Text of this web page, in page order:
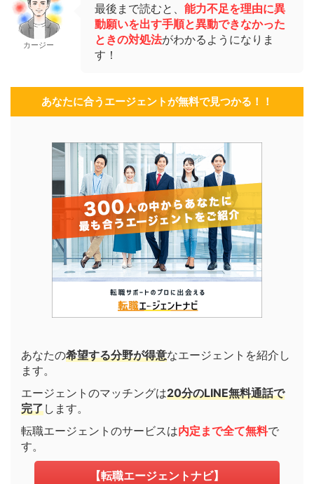
カージー
最後まで読むと、 能力不足を理由に異
動願いを出す手順と異動できなかった
ときの対処法がわかるようになりま
す！
あなたに合うエージェントが無料で見つかる！！
あなたの希望する分野が得意なエージェントを紹介し
ます。
エージェントのマッチングは20分のLINE無料通話で
完了します。
転職エージェントのサービスは内定まで全て無料で
す。
【転職エージェントナビ】